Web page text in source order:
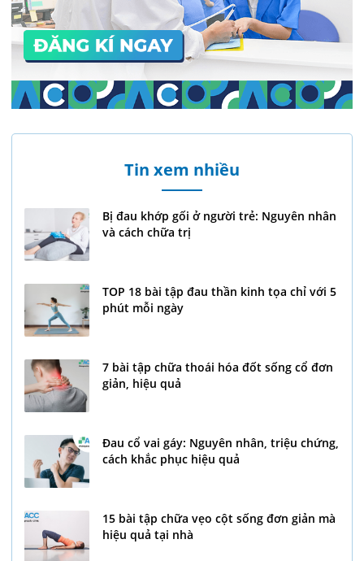
Tin xem nhiều
Bị đau khớp gối ở người trẻ: Nguyên nhân
và cách chữa trị
TOP 18 bài tập đau thần kinh tọa chỉ với 5
phút mỗi ngày
7 bài tập chữa thoái hóa đốt sống cổ đơn
giản, hiệu quả
Đau cổ vai gáy: Nguyên nhân, triệu chứng,
cách khắc phục hiệu quả
15 bài tập chữa vẹo cột sống đơn giản mà
hiệu quả tại nhà